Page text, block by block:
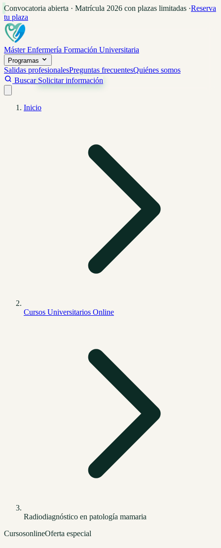
Convocatoria abierta · Matrícula 2026 con plazas limitadas ·Reserva
tu plaza
Máster Enfermería Formación Universitaria
Programas
Salidas profesionalesPreguntas frecuentesQuiénes somos
Buscar Solicitar información
Inicio
Cursos Universitarios Online
Radiodiagnóstico en patología mamaria
CursosonlineOferta especial